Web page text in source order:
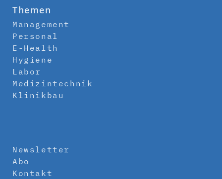
Themen
Management
Personal
E-Health
Hygiene
Labor
Medizintechnik
Klinikbau
Newsletter
Abo
Kontakt